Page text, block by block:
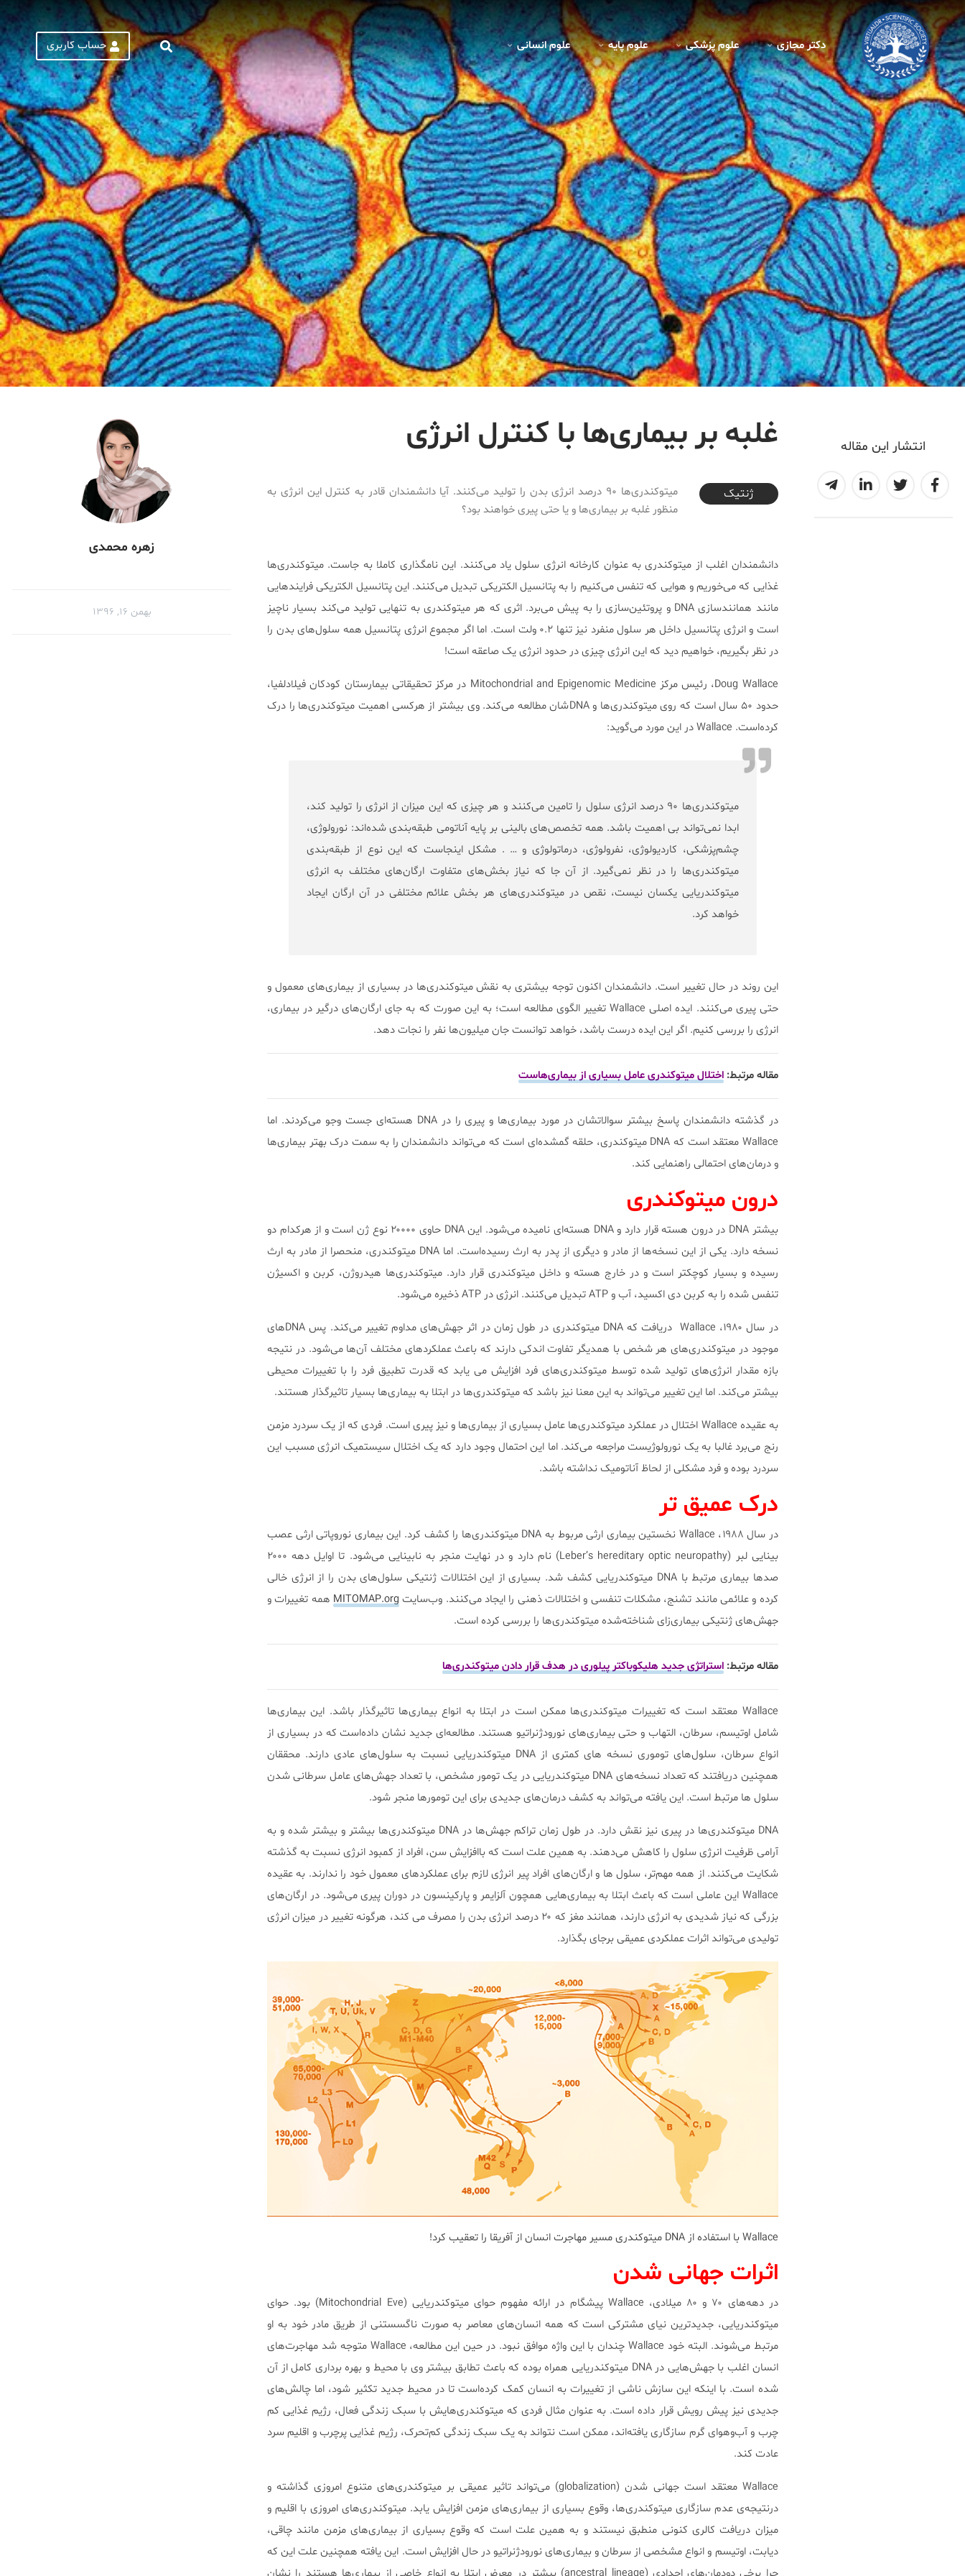
دکتر مجازی علوم پزشکی علوم پايه علوم انسانی حساب کاربری
انتشار این مقاله غلبه بر بیماری‌ها با کنترل انرژی
2018-02-02T22:14:01+03:30
ژنتیک
میتوکندری‌ها ۹۰ درصد انرژی بدن را تولید می‌کنند. آیا دانشمندان قادر به کنترل این انرژی به
منظور غلبه بر بیماری‌ها و یا حتی پیری خواهند بود؟
دانشمندان اغلب از میتوکندری به عنوان کارخانه انرژی سلول یاد می‌کنند. این نامگذاری کاملا به جاست. میتوکندری‌ها
غذایی که می‌خوریم و هوایی که تنفس می‌کنیم را به پتانسیل الکتریکی تبدیل می‌کنند. این پتانسیل الکتریکی فرایندهایی
مانند همانندسازی DNA و پروتئین‌سازی را به پیش می‌برد. اثری که هر میتوکندری به تنهایی تولید می‌کند بسیار ناچیز
است و انرژی پتانسیل داخل هر سلول منفرد نیز تنها ۰.۲ ولت است. اما اگر مجموع انرژی پتانسیل همه سلول‌های بدن را
در نظر بگیریم، خواهیم دید که این انرژی چیزی در حدود انرژی یک صاعقه است!
Doug Wallace، رئیس مرکز Mitochondrial and Epigenomic Medicine در مرکز تحقیقاتی بیمارستان کودکان فیلادلفیا،
حدود ۵۰ سال است که روی میتوکندری‌ها و DNAشان مطالعه می‌کند. وی بیشتر از هرکسی اهمیت میتوکندری‌ها را درک
کرده‌است. Wallace در این مورد می‌گوید:
میتوکندری‌ها ۹۰ درصد انرژی سلول را تامین می‌کنند و هر چیزی که این میزان از انرژی را تولید کند،
ابدا نمی‌تواند بی اهمیت باشد. همه تخصص‌های بالینی بر پایه آناتومی طبقه‌بندی شده‌اند: نورولوژی،
چشم‌پزشکی، کاردیولوژی، نفرولوژی، درماتولوژی و … . مشکل اینجاست که این نوع از طبقه‌بندی
میتوکندری‌ها را در نظر نمی‌گیرد. از آن جا که نیاز بخش‌های متفاوت ارگان‌های مختلف به انرژی
میتوکندریایی یکسان نیست، نقص در میتوکندری‌های هر بخش علائم مختلفی در آن ارگان ایجاد
خواهد کرد.
این روند در حال تغییر است. دانشمندان اکنون توجه بیشتری به نقش میتوکندری‌ها در بسیاری از بیماری‌های معمول و
حتی پیری می‌کنند. ایده اصلی Wallace تغییر الگوی مطالعه است؛ به این صورت که به جای ارگان‌های درگیر در بیماری،
انرژی را بررسی کنیم. اگر این ایده درست باشد، خواهد توانست جان میلیون‌ها نفر را نجات دهد.
مقاله مرتبط:اختلال میتوکندری عامل بسیاری از بیماری‌هاست
در گذشته دانشمندان پاسخ بیشتر سوالاتشان در مورد بیماری‌ها و پیری را در DNA هسته‌ای جست وجو می‌کردند. اما
Wallace معتقد است که DNA میتوکندری، حلقه گمشده‌ای است که می‌تواند دانشمندان را به سمت درک بهتر بیماری‌ها
و درمان‌های احتمالی راهنمایی کند.
درون میتوکندری
بیشتر DNA در درون هسته قرار دارد و DNA هسته‌ای نامیده می‌شود. این DNA حاوی ۲۰۰۰۰ نوع ژن است و از هرکدام دو
نسخه دارد. یکی از این نسخه‌ها از مادر و دیگری از پدر به ارث رسیده‌است. اما DNA میتوکندری، منحصرا از مادر به ارث
رسیده و بسیار کوچکتر است و در خارج هسته و داخل میتوکندری قرار دارد. میتوکندری‌ها هیدروژن، کربن و اکسیژن
تنفس شده را به کربن دی اکسید، آب و ATP تبدیل می‌کنند. انرژی در ATP ذخیره می‌شود.
در سال ۱۹۸۰، Wallace دریافت که DNA میتوکندری در طول زمان در اثر جهش‌های مداوم تغییر می‌کند. پس DNAهای
موجود در میتوکندری‌های هر شخص با همدیگر تفاوت اندکی دارند که باعث عملکردهای مختلف آن‌ها می‌شود. در نتیجه
بازه مقدار انرژی‌های تولید شده توسط میتوکندری‌های فرد افزایش می یابد که قدرت تطبیق فرد را با تغییرات محیطی
بیشتر می‌کند. اما این تغییر می‌تواند به این معنا نیز باشد که میتوکندری‌ها در ابتلا به بیماری‌ها بسیار تاثیرگذار هستند.
به عقیده Wallace اختلال در عملکرد میتوکندری‌ها عامل بسیاری از بیماری‌ها و نیز پیری است. فردی که از یک سردرد مزمن
رنج می‌برد غالبا به یک نورولوژیست مراجعه می‌کند. اما این احتمال وجود دارد که یک اختلال سیستمیک انرژی مسبب این
سردرد بوده و فرد مشکلی از لحاظ آناتومیک نداشته باشد.
درک عمیق تر
در سال ۱۹۸۸، Wallace نخستین بیماری ارثی مربوط به DNA میتوکندری‌ها را کشف کرد. این بیماری نوروپاتی ارثی عصب
بینایی لبر (Leber’s hereditary optic neuropathy) نام دارد و در نهایت منجر به نابینایی می‌شود. تا اوایل دهه ۲۰۰۰
صدها بیماری مرتبط با DNA میتوکندریایی کشف شد. بسیاری از این اختلالات ژنتیکی سلول‌های بدن را از انرژی خالی
کرده و علائمی مانند تشنج، مشکلات تنفسی و اختلالات ذهنی را ایجاد می‌کنند. وب‌سایت MITOMAP.org همه تغییرات و
جهش‌های ژنتیکی بیماری‌زای شناخته‌شده میتوکندری‌ها را بررسی کرده است.
مقاله مرتبط:استراتژی جدید هلیکوباکتر پیلوری در هدف قرار دادن میتوکندری‌ها
Wallace معتقد است که تغییرات میتوکندری‌ها ممکن است در ابتلا به انواع بیماری‌ها تاثیرگذار باشد. این بیماری‌ها
شامل اوتیسم، سرطان، التهاب و حتی بیماری‌های نورودژنراتیو هستند. مطالعه‌ای جدید نشان داده‌است که در بسیاری از
انواع سرطان، سلول‌های توموری نسخه های کمتری از DNA میتوکندریایی نسبت به سلول‌های عادی دارند. محققان
همچنین دریافتند که تعداد نسخه‌های DNA میتوکندریایی در یک تومور مشخص، با تعداد جهش‌های عامل سرطانی شدن
سلول ها مرتبط است. این یافته می‌تواند به کشف درمان‌های جدیدی برای این تومورها منجر شود.
DNA میتوکندری‌ها در پیری نیز نقش دارد. در طول زمان تراکم جهش‌ها در DNA میتوکندری‌ها بیشتر و بیشتر شده و به
آرامی ظرفیت انرژی سلول را کاهش می‌دهند. به همین علت است که باافزایش سن، افراد از کمبود انرژی نسبت به گذشته
شکایت می‌کنند. از همه مهم‌تر، سلول ها و ارگان‌های افراد پیر انرژی لازم برای عملکردهای معمول خود را ندارند. به عقیده
Wallace این عاملی است که باعث ابتلا به بیماری‌هایی همچون آلزایمر و پارکینسون در دوران پیری می‌شود. در ارگان‌های
بزرگی که نیاز شدیدی به انرژی دارند، همانند مغز که ۲۰ درصد انرژی بدن را مصرف می کند، هرگونه تغییر در میزان انرژی
تولیدی می‌تواند اثرات عملکردی عمیقی برجای بگذارد.
Wallace با استفاده از DNA میتوکندری مسیر مهاجرت انسان از آفریقا را تعقیب کرد!
اثرات جهانی شدن
در دهه‌های ۷۰ و ۸۰ میلادی، Wallace پیشگام در ارائه مفهوم حوای میتوکندریایی (Mitochondrial Eve) بود. حوای
میتوکندریایی، جدیدترین نیای مشترکی است که همه انسان‌های معاصر به صورت ناگسستنی از طریق مادر خود به او
مرتبط می‌شوند. البته خود Wallace چندان با این واژه موافق نبود. در حین این مطالعه، Wallace متوجه شد مهاجرت‌های
انسان اغلب با جهش‌هایی در DNA میتوکندریایی همراه بوده که باعث تطابق بیشتر وی با محیط و بهره برداری کامل از آن
شده است. با اینکه این سازش ناشی از تغییرات به انسان کمک کرده‌است تا در محیط جدید تکثیر شود، اما چالش‌های
جدیدی نیز پیش رویش قرار داده است. به عنوان مثال فردی که میتوکندری‌هایش با سبک زندگی فعال، رژیم غذایی کم
چرب و آب‌و‌هوای گرم سازگاری یافته‌اند، ممکن است نتواند به یک سبک زندگی کم‌تحرک، رژیم غذایی پرچرب و اقلیم سرد
عادت کند.
Wallace معتقد است جهانی شدن (globalization) می‌تواند تاثیر عمیقی بر میتوکندری‌های متنوع امروزی گذاشته و
درنتیجه‌ی عدم سازگاری میتوکندری‌ها، وقوع بسیاری از بیماری‌های مزمن افزایش یابد. میتوکندری‌های امروزی با اقلیم و
میزان دریافت کالری کنونی منطبق نیستند و به همین علت است که وقوع بسیاری از بیماری‌های مزمن مانند چاقی،
دیابت، اوتیسم و انواع مشخصی از سرطان و بیماری‌های نورودژنراتیو در حال افزایش است. این یافته همچنین علت این که
زهره محمدی
بهمن ۱۶, ۱۳۹۶